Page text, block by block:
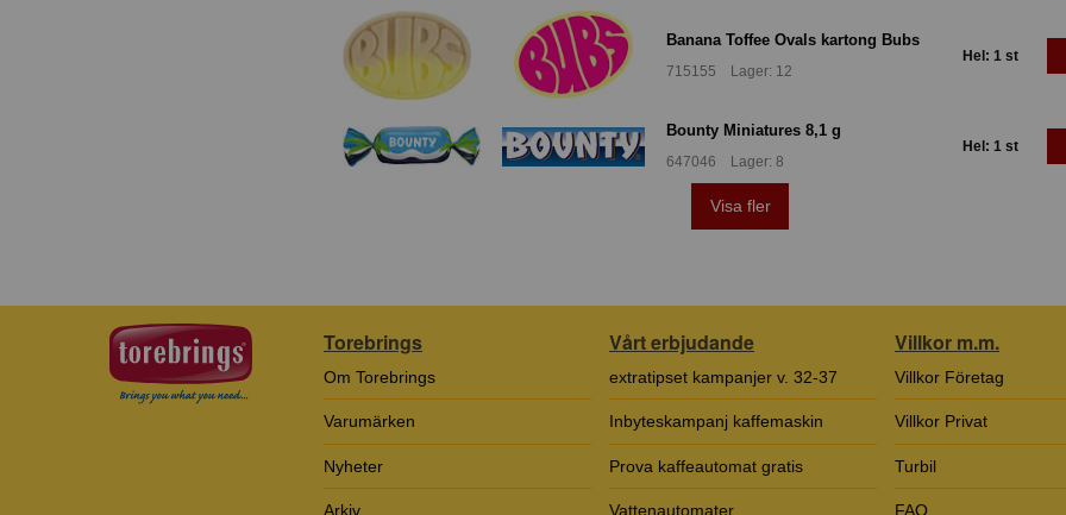
Banana Toffee Ovals kartong Bubs
715155 Lager: 12
Hel: 1 st
Bounty Miniatures 8,1 g
647046 Lager: 8
Hel: 1 st
Visa fler
Torebrings
Om Torebrings
Varumärken
Nyheter
Arkiv
Vårt erbjudande
extratipset kampanjer v. 32-37
Inbyteskampanj kaffemaskin
Prova kaffeautomat gratis
Vattenautomater
Villkor m.m.
Villkor Företag
Villkor Privat
Turbil
FAQ